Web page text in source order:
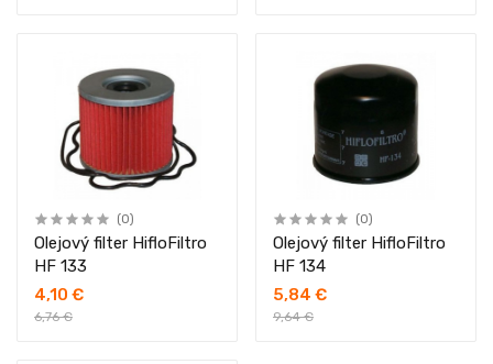
(0)
Olejový filter HifloFiltro
HF 133
4,10 €
6,76 €
(0)
Olejový filter HifloFiltro
HF 134
5,84 €
9,64 €